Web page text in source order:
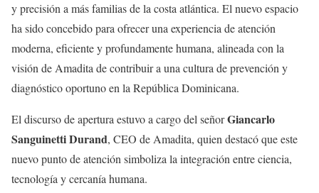
y precisión a más familias de la costa atlántica. El nuevo espacio
ha sido concebido para ofrecer una experiencia de atención
moderna, eficiente y profundamente humana, alineada con la
visión de Amadita de contribuir a una cultura de prevención y
diagnóstico oportuno en la República Dominicana.
El discurso de apertura estuvo a cargo del señorGiancarlo
Sanguinetti Durand, CEO de Amadita, quien destacó que este
nuevo punto de atención simboliza la integración entre ciencia,
tecnología y cercanía humana.